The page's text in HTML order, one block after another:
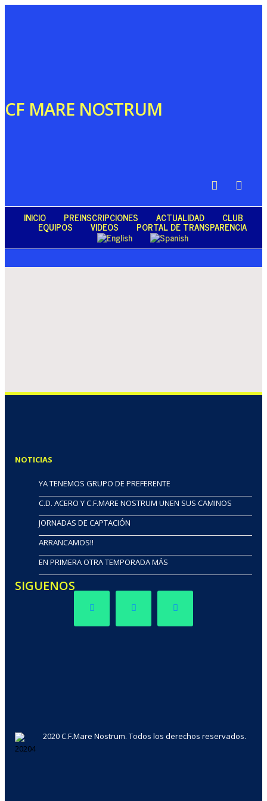
CF MARE NOSTRUM
INICIO PREINSCRIPCIONES ACTUALIDAD CLUB
EQUIPOS VIDEOS PORTAL DE TRANSPARENCIA
NOTICIAS
YA TENEMOS GRUPO DE PREFERENTE
C.D. ACERO Y C.F.MARE NOSTRUM UNEN SUS CAMINOS
JORNADAS DE CAPTACIÓN
ARRANCAMOS!!
EN PRIMERA OTRA TEMPORADA MÁS
SIGUENOS
2020 C.F.Mare Nostrum. Todos los derechos reservados.